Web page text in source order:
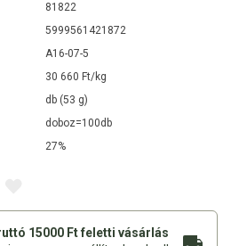
81822
5999561421872
A16-07-5
30 660 Ft/kg
db (53 g)
doboz=100db
27%
15000 Ft feletti vásárlás